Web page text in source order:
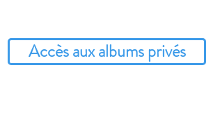
Accès aux albums privés